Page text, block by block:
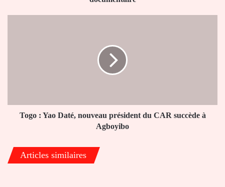
succède
Togo : Yao Daté, nouveau président du CAR succède à
Agboyibo
Articles similaires